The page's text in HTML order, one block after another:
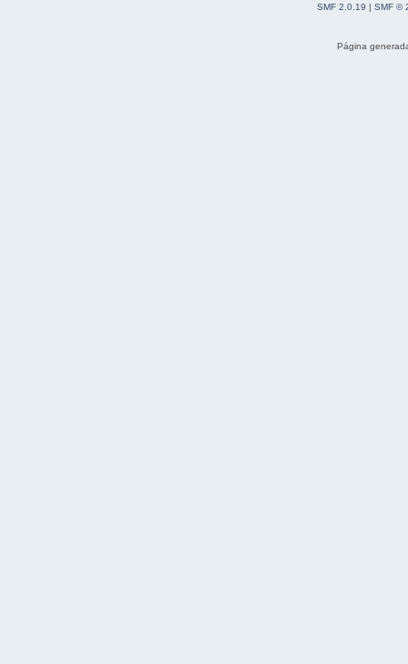
SMF 2.0.19 | SMF ©
Página